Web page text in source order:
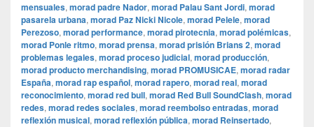
mensuales, morad padre Nador, morad Palau Sant Jordi, morad
pasarela urbana, morad Paz Nicki Nicole, morad Pelele, morad
Perezoso, morad performance, morad pirotecnia, morad polémicas,
morad Ponle ritmo, morad prensa, morad prisión Brians 2, morad
problemas legales, morad proceso judicial, morad producción,
morad producto merchandising, morad PROMUSICAE, morad radar
España, morad rap español, morad rapero, morad real, morad
reconocimiento, morad red bull, morad Red Bull SoundClash, morad
redes, morad redes sociales, morad reembolso entradas, morad
reflexión musical, morad reflexión pública, morad Reinsertado,